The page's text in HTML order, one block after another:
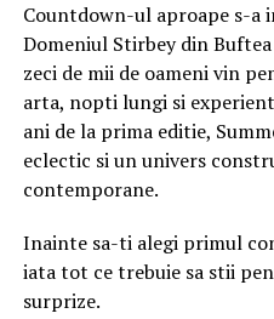
Cu alte cuvinte gustul unui
prin intermediul mediului
produs realizat de bunici
au lasat aceasta reteta din
toate aceste lucruri ar
seriozitate, caci serviciile
persoane ce deja au
Cu toate astea trebuie sa
Countdown-ul aproape s-a
Domeniul Stirbey din
zeci de mii de oameni vin
arta, nopti lungi si
ani de la prima editie,
eclectic si un univers
contemporane.
Inainte sa-ti alegi primul
iata tot ce trebuie sa stii
surprize.